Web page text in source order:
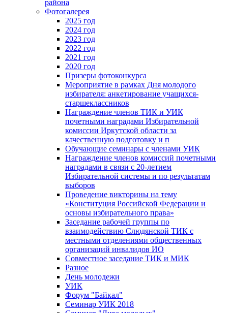
района
Фотогалерея
2025 год
2024 год
2023 год
2022 год
2021 год
2020 год
Призеры фотоконкурса
Мероприятие в рамках Дня молодого
избирателя: анкетирование учащихся-
старшеклассников
Награждение членов ТИК и УИК
почетными наградами Избирательной
комиссии Иркутской области за
качественную подготовку и п
Обучающие семинары с членами УИК
Награждение членов комиссий почетными
наградами в связи с 20-летием
Избирательной системы и по результатам
выборов
Проведение викторины на тему
«Конституция Российской Федерации и
основы избирательного права»
Заседание рабочей группы по
взаимодействию Слюдянской ТИК с
местными отделениями общественных
организаций инвалидов ИО
Совместное заседание ТИК и МИК
Разное
День молодежи
УИК
Форум "Байкал"
Семинар УИК 2018